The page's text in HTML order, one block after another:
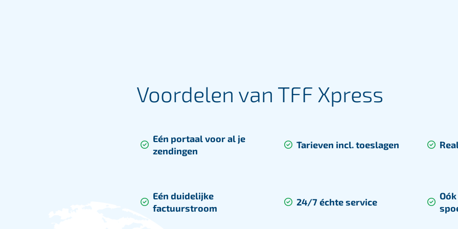
Voordelen van TFF Xpress
Eén portaal voor al je
zendingen
Tarieven incl. toeslagen
Eén duidelijke
factuurstroom
24/7 échte service